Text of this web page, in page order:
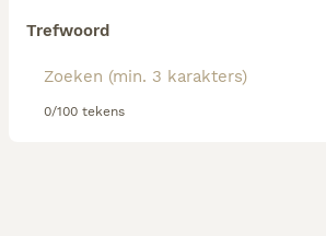
Trefwoord
0/100 tekens